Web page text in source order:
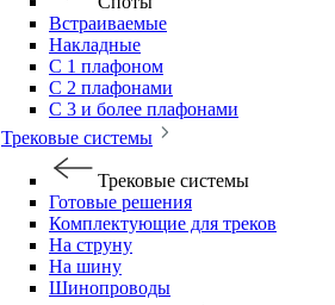
Встраиваемые
Накладные
С 1 плафоном
С 2 плафонами
С 3 и более плафонами
Трековые системы
Трековые системы
Готовые решения
Комплектующие для треков
На струну
На шину
Шинопроводы